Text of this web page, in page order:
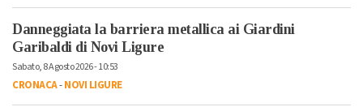
Danneggiata la barriera metallica ai Giardini
Garibaldi di Novi Ligure
Sabato, 8 Agosto 2026 - 10:53
CRONACA-NOVI LIGURE